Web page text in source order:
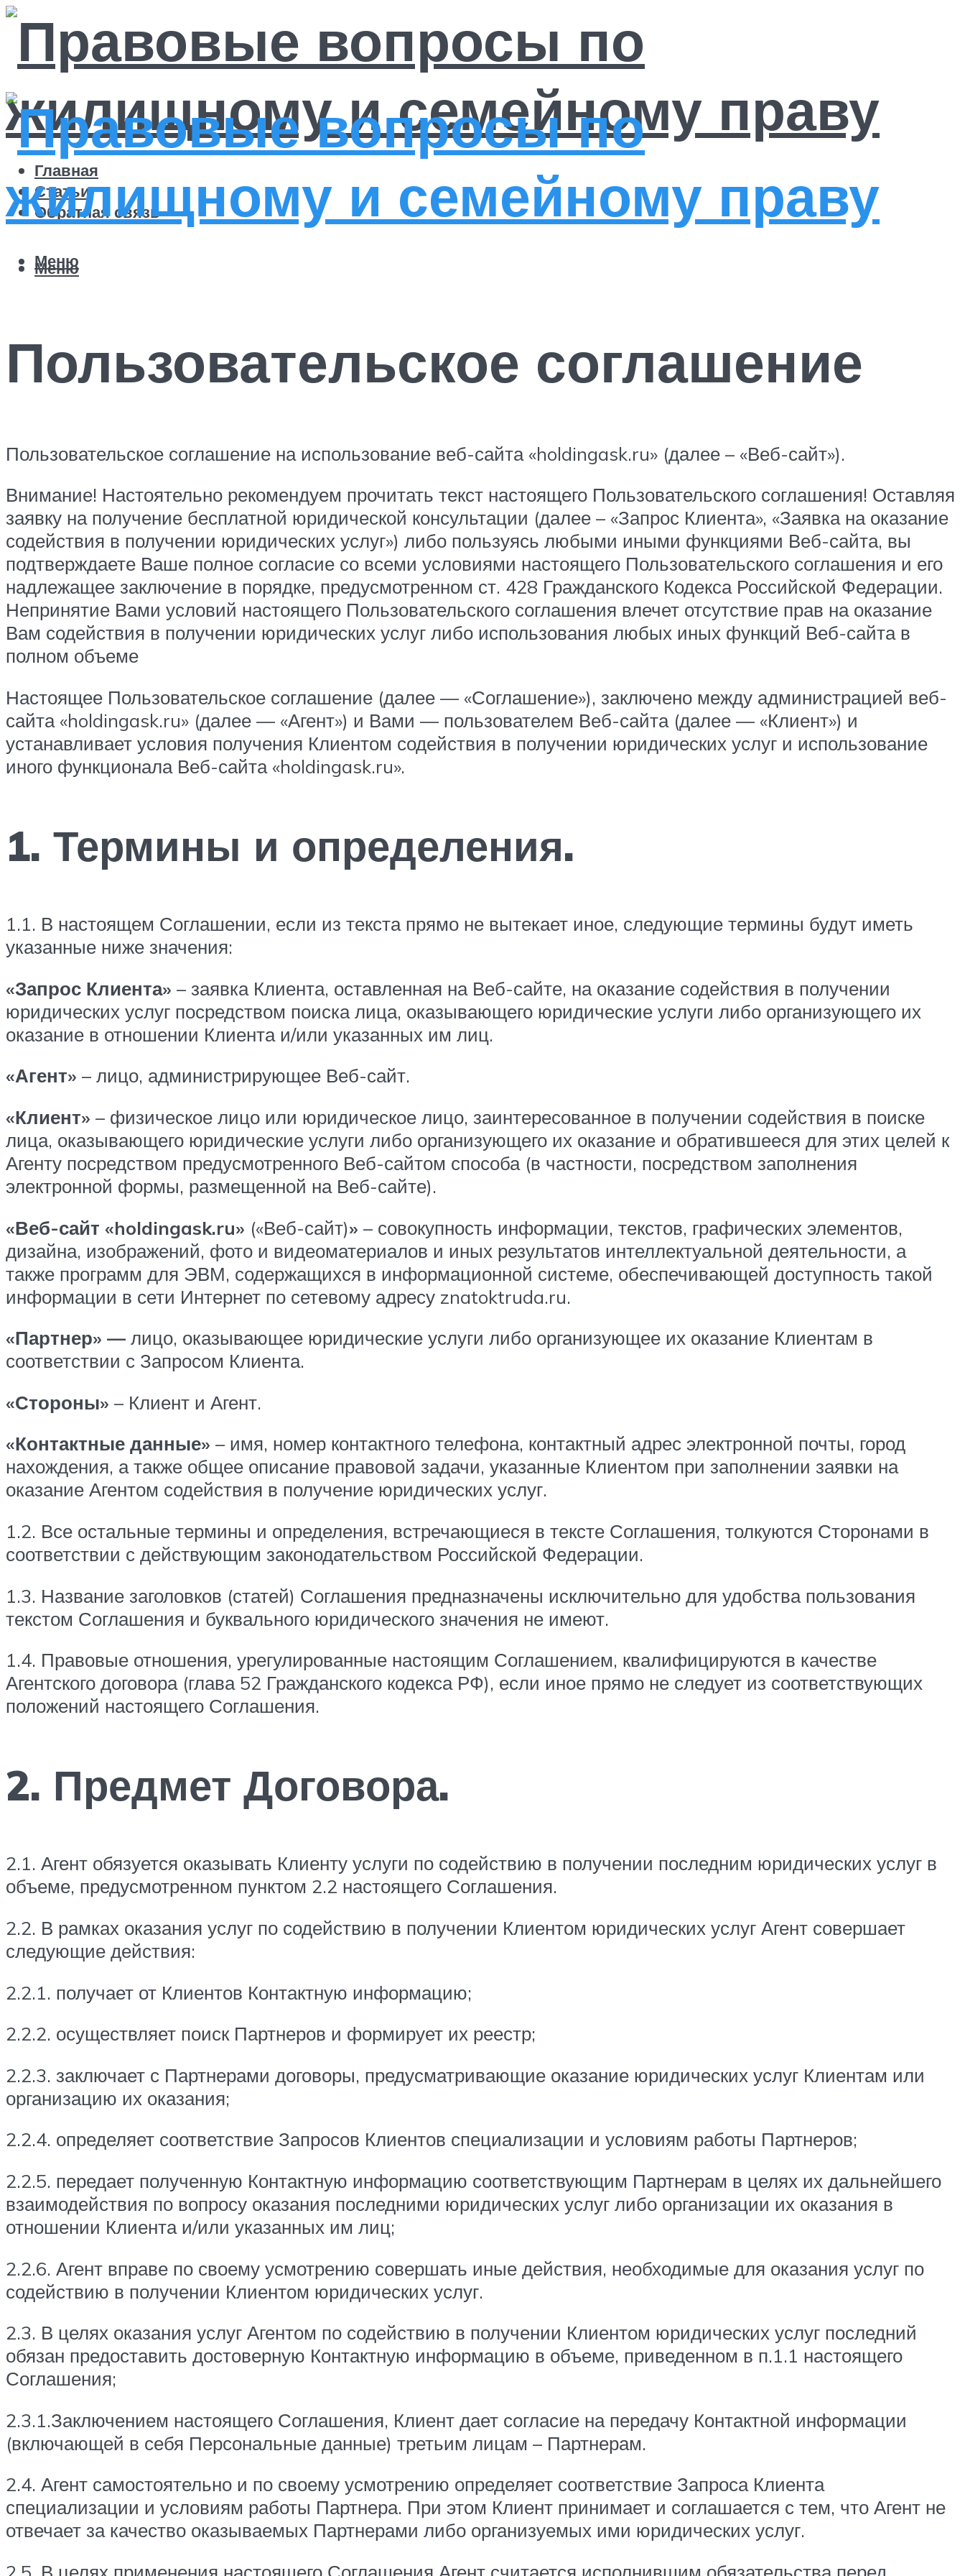
Главная
Статьи
Обратная связь
Меню
Меню
Пользовательское соглашение
Пользовательское соглашение на использование веб-сайта «holdingask.ru» (далее – «Веб-сайт»).
Внимание! Настоятельно рекомендуем прочитать текст настоящего Пользовательского соглашения! Оставляя
заявку на получение бесплатной юридической консультации (далее – «Запрос Клиента», «Заявка на оказание
содействия в получении юридических услуг») либо пользуясь любыми иными функциями Веб-сайта, вы
подтверждаете Ваше полное согласие со всеми условиями настоящего Пользовательского соглашения и его
надлежащее заключение в порядке, предусмотренном ст. 428 Гражданского Кодекса Российской Федерации.
Непринятие Вами условий настоящего Пользовательского соглашения влечет отсутствие прав на оказание
Вам содействия в получении юридических услуг либо использования любых иных функций Веб-сайта в
полном объеме
Настоящее Пользовательское соглашение (далее — «Соглашение»), заключено между администрацией веб-
сайта «holdingask.ru» (далее — «Агент») и Вами — пользователем Веб-сайта (далее — «Клиент») и
устанавливает условия получения Клиентом содействия в получении юридических услуг и использование
иного функционала Веб-сайта «holdingask.ru».
1. Термины и определения.
1.1. В настоящем Соглашении, если из текста прямо не вытекает иное, следующие термины будут иметь
указанные ниже значения:
«Запрос Клиента» – заявка Клиента, оставленная на Веб-сайте, на оказание содействия в получении
юридических услуг посредством поиска лица, оказывающего юридические услуги либо организующего их
оказание в отношении Клиента и/или указанных им лиц.
«Агент» – лицо, администрирующее Веб-сайт.
«Клиент» – физическое лицо или юридическое лицо, заинтересованное в получении содействия в поиске
лица, оказывающего юридические услуги либо организующего их оказание и обратившееся для этих целей к
Агенту посредством предусмотренного Веб-сайтом способа (в частности, посредством заполнения
электронной формы, размещенной на Веб-сайте).
«Веб-сайт «holdingask.ru» («Веб-сайт)» – совокупность информации, текстов, графических элементов,
дизайна, изображений, фото и видеоматериалов и иных результатов интеллектуальной деятельности, а
также программ для ЭВМ, содержащихся в информационной системе, обеспечивающей доступность такой
информации в сети Интернет по сетевому адресу znatoktruda.ru.
«Партнер» — лицо, оказывающее юридические услуги либо организующее их оказание Клиентам в
соответствии с Запросом Клиента.
«Стороны» – Клиент и Агент.
«Контактные данные» – имя, номер контактного телефона, контактный адрес электронной почты, город
нахождения, а также общее описание правовой задачи, указанные Клиентом при заполнении заявки на
оказание Агентом содействия в получение юридических услуг.
1.2. Все остальные термины и определения, встречающиеся в тексте Соглашения, толкуются Сторонами в
соответствии с действующим законодательством Российской Федерации.
1.3. Название заголовков (статей) Соглашения предназначены исключительно для удобства пользования
текстом Соглашения и буквального юридического значения не имеют.
1.4. Правовые отношения, урегулированные настоящим Соглашением, квалифицируются в качестве
Агентского договора (глава 52 Гражданского кодекса РФ), если иное прямо не следует из соответствующих
положений настоящего Соглашения.
2. Предмет Договора.
2.1. Агент обязуется оказывать Клиенту услуги по содействию в получении последним юридических услуг в
объеме, предусмотренном пунктом 2.2 настоящего Соглашения.
2.2. В рамках оказания услуг по содействию в получении Клиентом юридических услуг Агент совершает
следующие действия:
2.2.1. получает от Клиентов Контактную информацию;
2.2.2. осуществляет поиск Партнеров и формирует их реестр;
2.2.3. заключает с Партнерами договоры, предусматривающие оказание юридических услуг Клиентам или
организацию их оказания;
2.2.4. определяет соответствие Запросов Клиентов специализации и условиям работы Партнеров;
2.2.5. передает полученную Контактную информацию соответствующим Партнерам в целях их дальнейшего
взаимодействия по вопросу оказания последними юридических услуг либо организации их оказания в
отношении Клиента и/или указанных им лиц;
2.2.6. Агент вправе по своему усмотрению совершать иные действия, необходимые для оказания услуг по
содействию в получении Клиентом юридических услуг.
2.3. В целях оказания услуг Агентом по содействию в получении Клиентом юридических услуг последний
обязан предоставить достоверную Контактную информацию в объеме, приведенном в п.1.1 настоящего
Соглашения;
2.3.1.Заключением настоящего Соглашения, Клиент дает согласие на передачу Контактной информации
(включающей в себя Персональные данные) третьим лицам – Партнерам.
2.4. Агент самостоятельно и по своему усмотрению определяет соответствие Запроса Клиента
специализации и условиям работы Партнера. При этом Клиент принимает и соглашается с тем, что Агент не
отвечает за качество оказываемых Партнерами либо организуемых ими юридических услуг.